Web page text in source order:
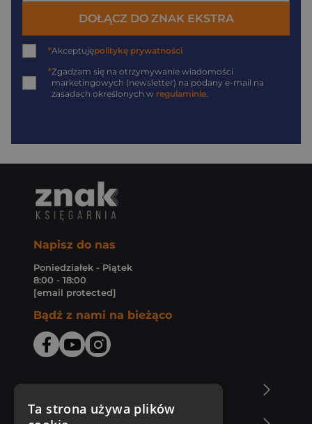
DOŁĄCZ DO ZNAK EKSTRA
*Akceptujępolitykę prywatności
*Zgadzam się na otrzymywanie wiadomości
marketingowych (newsletter) na podany e-mail na
zasadach określonych w regulaminie
Napisz do nas
Poniedziałek - Piątek
8:00 - 18:00
[email protected]
Bądź z nami na bieżąco
Ta strona używa plików